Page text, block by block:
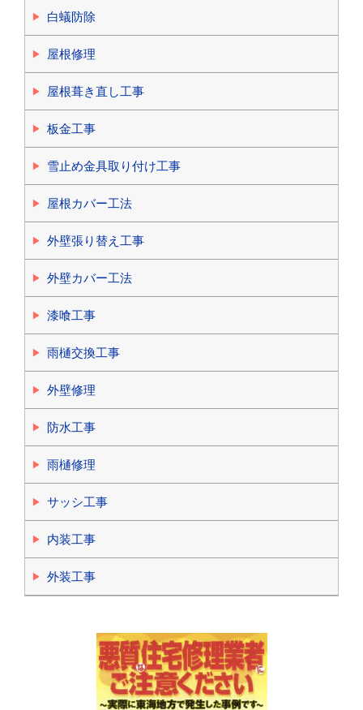
白蟻防除
屋根修理
屋根葺き直し工事
板金工事
雪止め金具取り付け工事
屋根カバー工法
外壁張り替え工事
外壁カバー工法
漆喰工事
雨樋交換工事
外壁修理
防水工事
雨樋修理
サッシ工事
内装工事
外装工事